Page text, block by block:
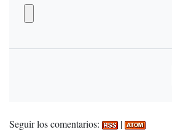
Seguir los comentarios: |